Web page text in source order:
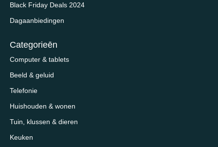
Black Friday Deals 2024
Dagaanbiedingen
Categorieēn
Computer & tablets
Beeld & geluid
Telefonie
Huishouden & wonen
Tuin, klussen & dieren
Keuken